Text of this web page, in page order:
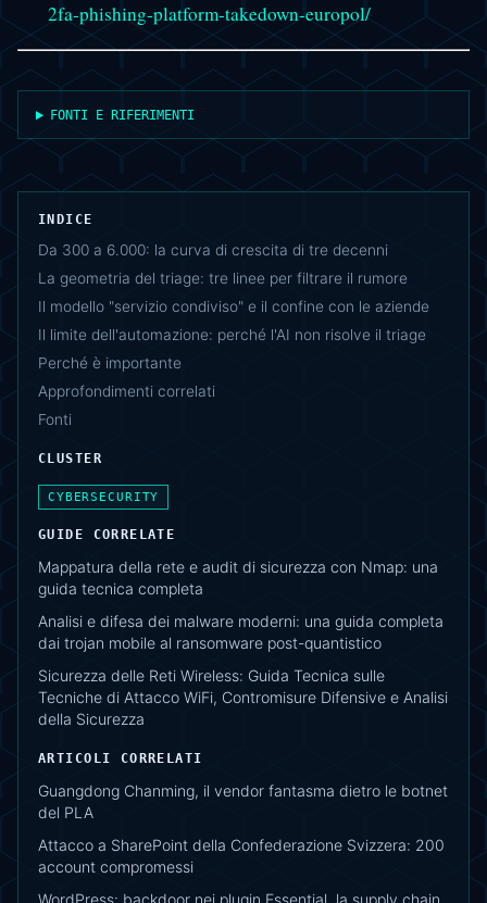
2fa-phishing-platform-takedown-europol/
FONTI E RIFERIMENTI
INDICE
Da 300 a 6.000: la curva di crescita di tre decenni
La geometria del triage: tre linee per filtrare il rumore
Il modello "servizio condiviso" e il confine con le aziende
Il limite dell'automazione: perché l'AI non risolve il triage
Perché è importante
Approfondimenti correlati
Fonti
CLUSTER
CYBERSECURITY
GUIDE CORRELATE
Mappatura della rete e audit di sicurezza con Nmap: una
guida tecnica completa
Analisi e difesa dei malware moderni: una guida completa
dai trojan mobile al ransomware post-quantistico
Sicurezza delle Reti Wireless: Guida Tecnica sulle
Tecniche di Attacco WiFi, Contromisure Difensive e Analisi
della Sicurezza
ARTICOLI CORRELATI
Guangdong Chanming, il vendor fantasma dietro le botnet
del PLA
Attacco a SharePoint della Confederazione Svizzera: 200
account compromessi